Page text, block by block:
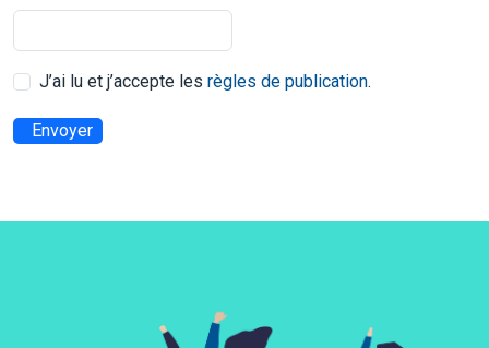
J’ai lu et j’accepte les règles de publication.
Envoyer